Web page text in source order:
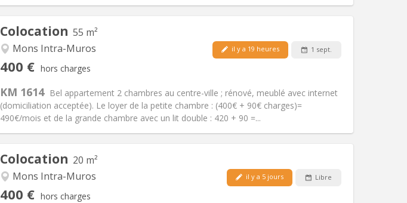
Colocation 55 m²
Mons Intra-Muros
400 € hors charges
il y a 19 heures 1 sept.
KM 1614 Bel appartement 2 chambres au centre-ville ; rénové, meublé avec internet
(domiciliation acceptée). Le loyer de la petite chambre : (400€ + 90€ charges)=
490€/mois et de la grande chambre avec un lit double : 420 + 90 =...
Aménagement
Salle de bain: Privée
Superficie:55 m2
Autre
Atmosphère:Calme, studieuse
Animaux de compagnie:Non
Colocation 20 m²
Mons Intra-Muros
400 € hors charges
il y a 5 jours Libre
Superficie:20 m2
Non-fumeur
Animaux de compagnie:Non